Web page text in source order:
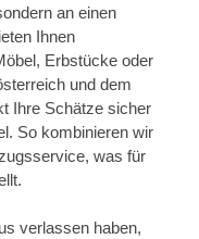
an einen
Ihnen
Erbstücke oder
und dem
Ihre Schätze sicher
So kombinieren wir
was für
verlassen haben,